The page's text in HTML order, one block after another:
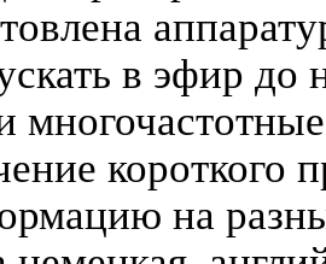
в эфир до
короткого
на